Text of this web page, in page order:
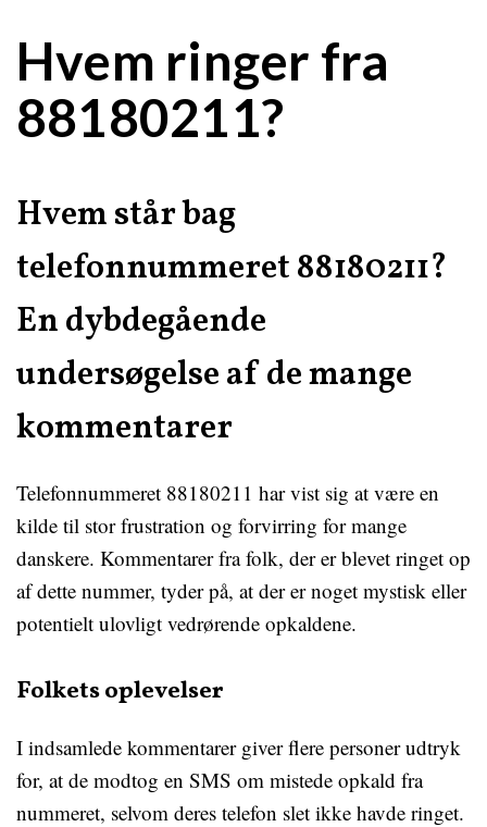
Hvem ringer fra
88180211?
Hvem står bag
telefonnummeret 88180211?
En dybdegående
undersøgelse af de mange
kommentarer
Telefonnummeret 88180211 har vist sig at være en
kilde til stor frustration og forvirring for mange
danskere. Kommentarer fra folk, der er blevet ringet op
af dette nummer, tyder på, at der er noget mystisk eller
potentielt ulovligt vedrørende opkaldene.
Folkets oplevelser
I indsamlede kommentarer giver flere personer udtryk
for, at de modtog en SMS om mistede opkald fra
nummeret, selvom deres telefon slet ikke havde ringet.